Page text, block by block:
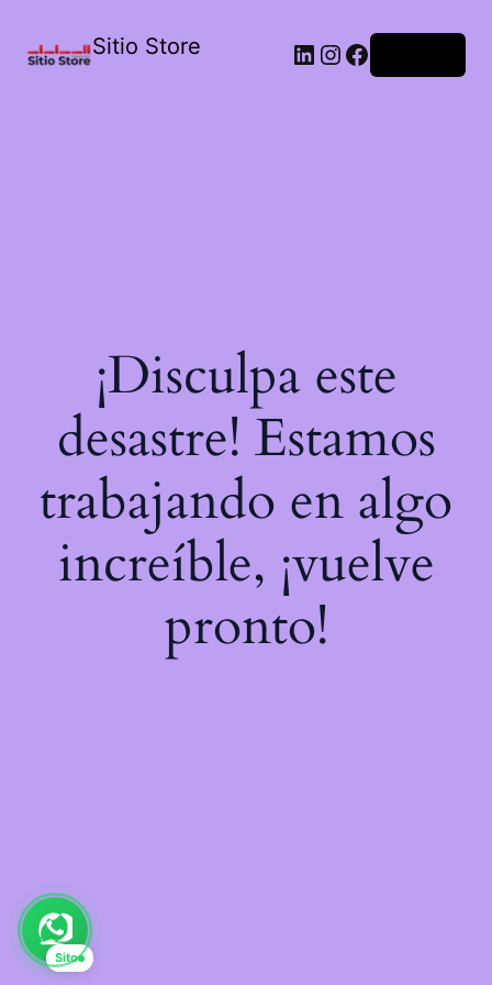
Sitio Store
¡Disculpa este
desastre! Estamos
trabajando en algo
increíble, ¡vuelve
pronto!
Sito